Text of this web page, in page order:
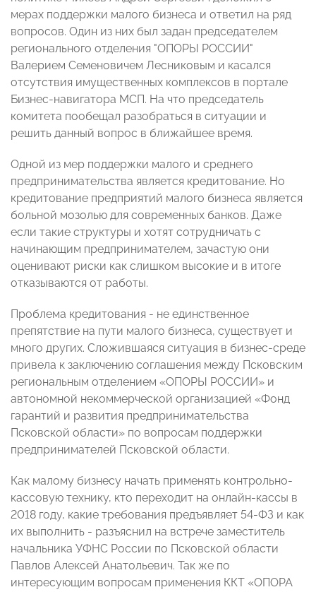
мерах поддержки малого бизнеса и ответил на ряд
вопросов. Один из них был задан председателем
регионального отделения "ОПОРЫ РОССИИ"
Валерием Семеновичем Лесниковым и касался
отсутствия имущественных комплексов в портале
Бизнес-навигатора МСП. На что председатель
комитета пообещал разобраться в ситуации и
решить данный вопрос в ближайшее время.
Одной из мер поддержки малого и среднего
предпринимательства является кредитование. Но
кредитование предприятий малого бизнеса является
больной мозолью для современных банков. Даже
если такие структуры и хотят сотрудничать с
начинающим предпринимателем, зачастую они
оценивают риски как слишком высокие и в итоге
отказываются от работы.
Проблема кредитования - не единственное
препятствие на пути малого бизнеса, существует и
много других. Сложившаяся ситуация в бизнес-среде
привела к заключению соглашения между Псковским
региональным отделением «ОПОРЫ РОССИИ» и
автономной некоммерческой организацией «Фонд
гарантий и развития предпринимательства
Псковской области» по вопросам поддержки
предпринимателей Псковской области.
Как малому бизнесу начать применять контрольно-
кассовую технику, кто переходит на онлайн-кассы в
2018 году, какие требования предъявляет 54-ФЗ и как
их выполнить - разъяснил на встрече заместитель
начальника УФНС России по Псковской области
Павлов Алексей Анатольевич. Так же по
интересующим вопросам применения ККТ «ОПОРА